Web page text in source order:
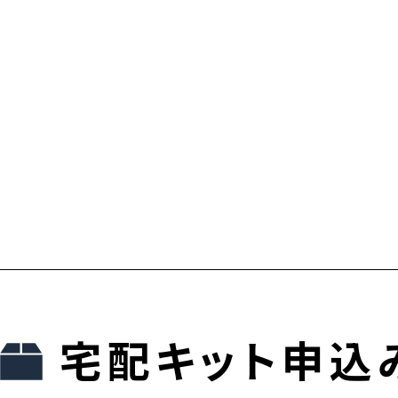
宅配キット申込